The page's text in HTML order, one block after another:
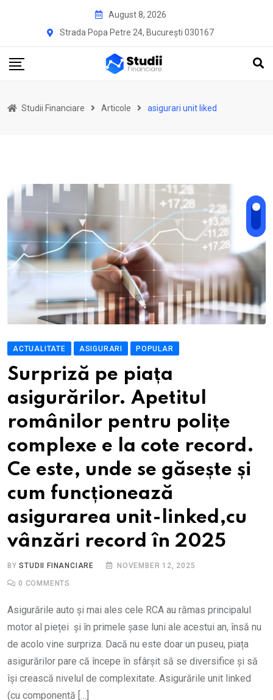
August 8, 2026
Strada Popa Petre 24, București 030167
Studii Financiare Articole asigurari unit liked
ACTUALITATE ASIGURARI POPULAR
Surpriză pe piața
asigurărilor. Apetitul
românilor pentru polițe
complexe e la cote record.
Ce este, unde se găsește și
cum funcționează
asigurarea unit-linked,cu
vânzări record în 2025
BYSTUDII FINANCIARE NOVEMBER 12, 2025
0 COMMENTS
Asigurările auto și mai ales cele RCA au rămas principalul
motor al pieței și în primele șase luni ale acestui an, însă nu
de acolo vine surpriza. Dacă nu este doar un puseu, piața
asigurărilor pare că începe în sfârșit să se diversifice și să
își crească nivelul de complexitate. Asigurările unit linked
(cu componentă […]